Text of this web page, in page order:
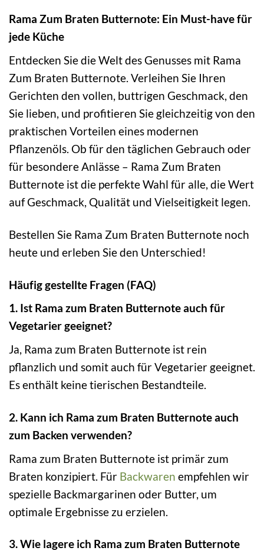
Rama Zum Braten Butternote: Ein Must-have für
jede Küche
Entdecken Sie die Welt des Genusses mit Rama
Zum Braten Butternote. Verleihen Sie Ihren
Gerichten den vollen, buttrigen Geschmack, den
Sie lieben, und profitieren Sie gleichzeitig von den
praktischen Vorteilen eines modernen
Pflanzenöls. Ob für den täglichen Gebrauch oder
für besondere Anlässe – Rama Zum Braten
Butternote ist die perfekte Wahl für alle, die Wert
auf Geschmack, Qualität und Vielseitigkeit legen.
Bestellen Sie Rama Zum Braten Butternote noch
heute und erleben Sie den Unterschied!
Häufig gestellte Fragen (FAQ)
1. Ist Rama zum Braten Butternote auch für
Vegetarier geeignet?
Ja, Rama zum Braten Butternote ist rein
pflanzlich und somit auch für Vegetarier geeignet.
Es enthält keine tierischen Bestandteile.
2. Kann ich Rama zum Braten Butternote auch
zum Backen verwenden?
Rama zum Braten Butternote ist primär zum
Braten konzipiert. Für Backwaren empfehlen wir
spezielle Backmargarinen oder Butter, um
optimale Ergebnisse zu erzielen.
3. Wie lagere ich Rama zum Braten Butternote